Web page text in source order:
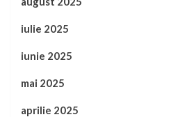
iulie 2025
iunie 2025
mai 2025
aprilie 2025